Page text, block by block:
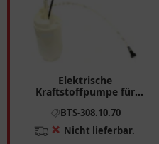
Elektrische
Kraftstoffpumpe für
3081823
BTS-308.10.70
❌ Nicht lieferbar.